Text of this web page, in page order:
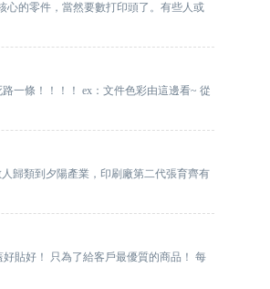
心的零件，當然要數打印頭了。有些人或
一條！！！！ ex：文件色彩由這邊看~ 從
歸類到夕陽產業，印刷廠第二代張育齊有
貼好！ 只為了給客戶最優質的商品！ 每